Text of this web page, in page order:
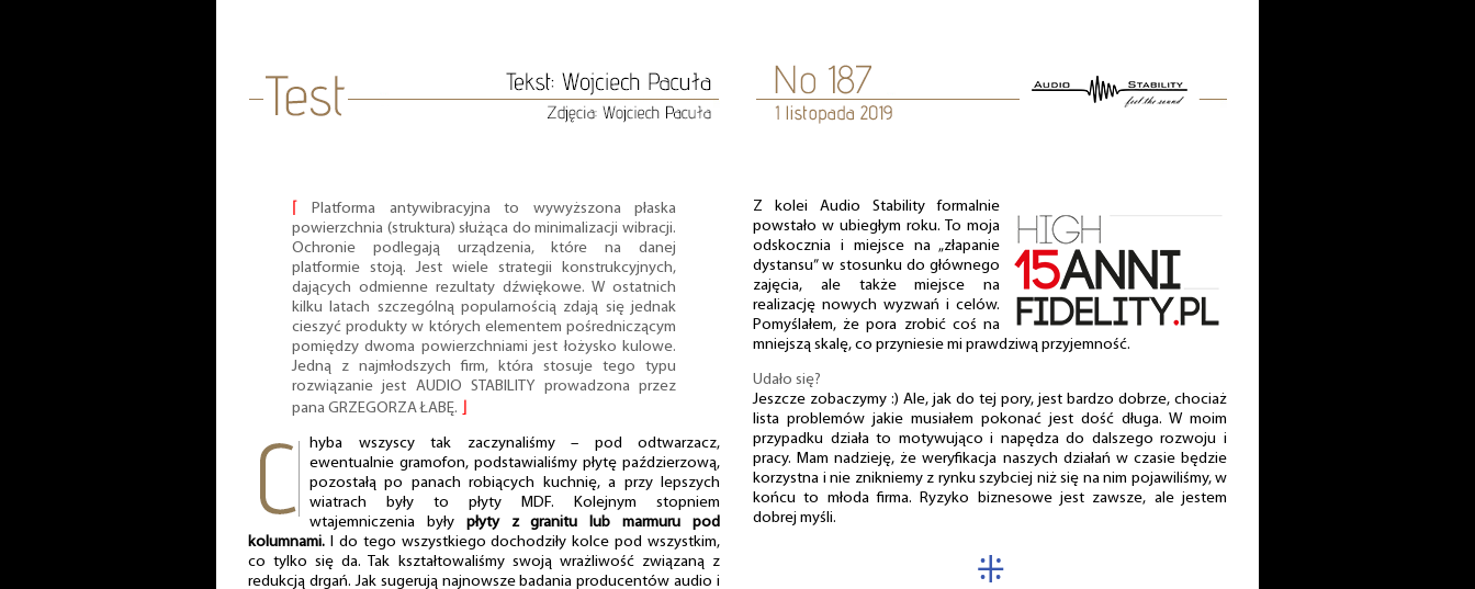
Platforma antywibracyjna to wywyższona płaska
powierzchnia (struktura) służąca do minimalizacji wibracji.
Ochronie podlegają urządzenia, które na danej
platformie stoją. Jest wiele strategii konstrukcyjnych,
dających odmienne rezultaty dźwiękowe. W ostatnich
kilku latach szczególną popularnością zdają się jednak
cieszyć produkty w których elementem pośredniczącym
pomiędzy dwoma powierzchniami jest łożysko kulowe.
Jedną z najmłodszych firm, która stosuje tego typu
rozwiązanie jest AUDIO STABILITY prowadzona przez
pana GRZEGORZA ŁABĘ.
hyba wszyscy tak zaczynaliśmy – pod odtwarzacz,
ewentualnie gramofon, podstawialiśmy płytę paździerzową,
pozostałą po panach robiących kuchnię, a przy lepszych
wiatrach były to płyty MDF. Kolejnym stopniem
wtajemniczenia były płyty z granitu lub marmuru pod
kolumnami. I do tego wszystkiego dochodziły kolce pod wszystkim,
co tylko się da. Tak kształtowaliśmy swoją wrażliwość związaną z
redukcją drgań. Jak sugerują najnowsze badania producentów audio i
Z kolei Audio Stability formalnie
powstało w ubiegłym roku. To moja
odskocznia i miejsce na „złapanie
dystansu” w stosunku do głównego
zajęcia, ale także miejsce na
realizację nowych wyzwań i celów.
Pomyślałem, że pora zrobić coś na
mniejszą skalę, co przyniesie mi prawdziwą przyjemność.
Udało się?
Jeszcze zobaczymy :) Ale, jak do tej pory, jest bardzo dobrze, chociaż
lista problemów jakie musiałem pokonać jest dość długa. W moim
przypadku działa to motywująco i napędza do dalszego rozwoju i
pracy. Mam nadzieję, że weryfikacja naszych działań w czasie będzie
korzystna i nie znikniemy z rynku szybciej niż się na nim pojawiliśmy, w
końcu to młoda firma. Ryzyko biznesowe jest zawsze, ale jestem
dobrej myśli.
⁜